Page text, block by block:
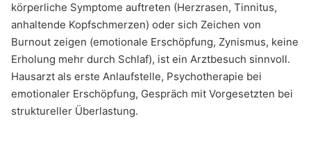
körperliche Symptome auftreten (Herzrasen, Tinnitus,
anhaltende Kopfschmerzen) oder sich Zeichen von
Burnout zeigen (emotionale Erschöpfung, Zynismus, keine
Erholung mehr durch Schlaf), ist ein Arztbesuch sinnvoll.
Hausarzt als erste Anlaufstelle, Psychotherapie bei
emotionaler Erschöpfung, Gespräch mit Vorgesetzten bei
struktureller Überlastung.